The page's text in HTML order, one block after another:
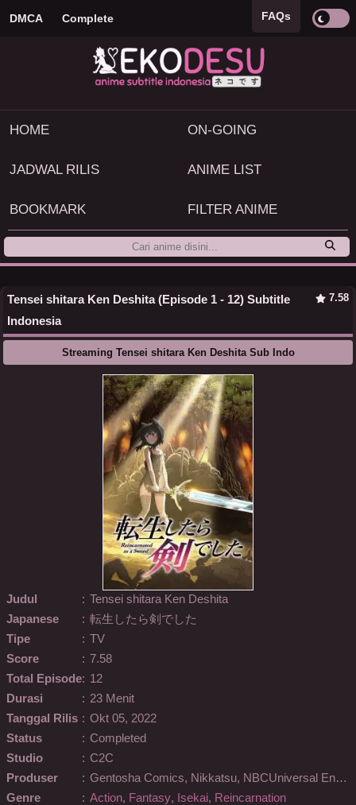
DMCA Complete FAQs
HOME ON-GOING
JADWAL RILIS ANIME LIST
BOOKMARK FILTER ANIME
Tensei shitara Ken Deshita (Episode 1 - 12) Subtitle
Indonesia
7.58
Streaming Tensei shitara Ken Deshita Sub Indo
Judul : Tensei shitara Ken Deshita
Japanese
: 転生したら剣でした
Tipe
: TV
Score
: 7.58
Total Episode: 12
Durasi
: 23 Menit
Tanggal Rilis : Okt 05, 2022
Status
: Completed
Studio
: C2C
Produser
:
Gentosha Comics, Nikkatsu, NBCUniversal Entertainment Japan, JR East Marketing & Communications, Micro Magazine Publishing, BS Asahi, GREE Entertainment, Micro House
Genre
: Action, Fantasy, Isekai, Reincarnation